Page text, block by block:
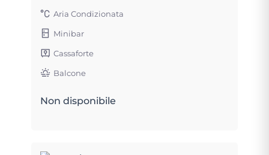
Aria Condizionata
Minibar
Cassaforte
Balcone
Non disponibile